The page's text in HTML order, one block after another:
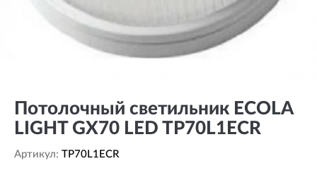
Потолочный светильник ECOLA
LIGHT GX70 LED TP70L1ECR
Артикул: TP70L1ECR